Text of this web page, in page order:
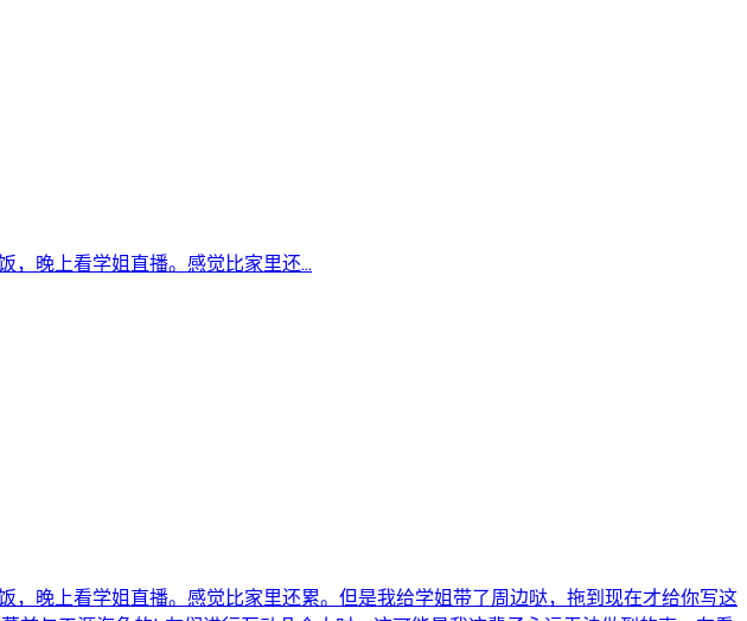
，晚上看学姐直播。感觉比家里还...
晚上看学姐直播。感觉比家里还累。但是我给学姐带了周边哒，拖到现在才给你写这